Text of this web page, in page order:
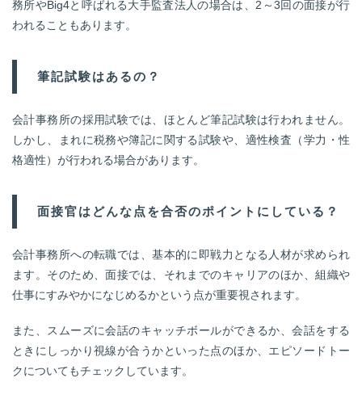
務所やBig4と呼ばれる大手監査法人の場合は、2～3回の面接が行
われることもあります。
筆記試験はあるの？
会計事務所の採用試験では、ほとんど筆記試験は行われません。
しかし、まれに税務や簿記に関する試験や、適性検査（学力・性
格適性）が行われる場合があります。
面接官はどんな点を合否のポイントにしている？
会計事務所への転職では、基本的に即戦力となる人材が求められ
ます。そのため、面接では、それまでのキャリアのほか、組織や
仕事にすみやかになじめるかという点が重要視されます。
また、スムーズに会話のキャッチボールができるか、会話をする
ときにしっかり視線が合うかといった点のほか、エピソードトー
クについてもチェックしています。